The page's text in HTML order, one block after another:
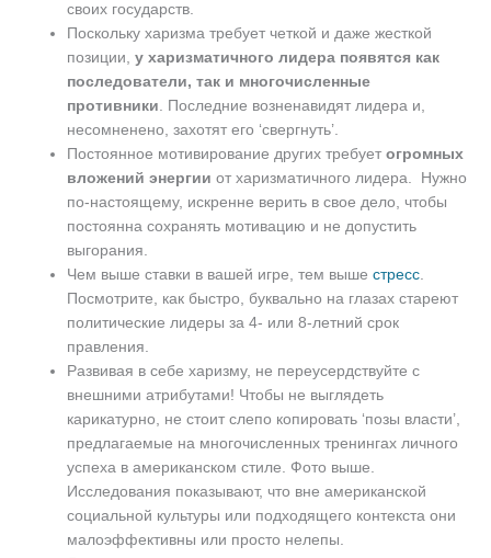
своих государств.
Поскольку харизма требует четкой и даже жесткой
позиции,у харизматичного лидера появятся как
последователи, так и многочисленные
противники. Последние возненавидят лидера и,
несомненено, захотят его ‘свергнуть’.
Постоянное мотивирование других требуетогромных
вложений энергии от харизматичного лидера. Нужно
по-настоящему, искренне верить в свое дело, чтобы
постоянна сохранять мотивацию и не допустить
выгорания.
Чем выше ставки в вашей игре, тем вышестресс.
Посмотрите, как быстро, буквально на глазах стареют
политические лидеры за 4- или 8-летний срок
правления.
Развивая в себе харизму, не переусердствуйте с
внешними атрибутами! Чтобы не выглядеть
карикатурно, не стоит слепо копировать ‘позы власти’,
предлагаемые на многочисленных тренингах личного
успеха в американском стиле. Фото выше.
Исследования показывают, что вне американской
социальной культуры или подходящего контекста они
малоэффективны или просто нелепы.